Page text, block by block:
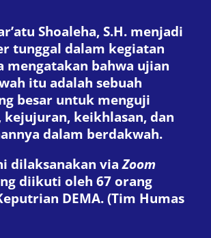
Shoaleha, S.H. menjadi
tunggal dalam kegiatan
mengatakan bahwa ujian
itu adalah sebuah
besar untuk menguji
kejujuran, keikhlasan, dan
dalam berdakwah.
dilaksanakan viaZoom
diikuti oleh 67 orang
DEMA. (Tim Humas